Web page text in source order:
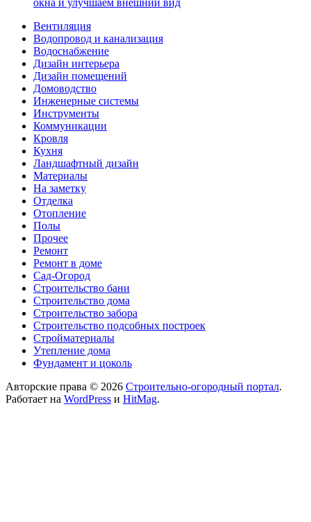
окна и улучшаем внешний вид
Вентиляция
Водопровод и канализация
Водоснабжение
Дизайн интерьера
Дизайн помещений
Домоводство
Инженерные системы
Инструменты
Коммуникации
Кровля
Кухня
Ландшафтный дизайн
Материалы
На заметку
Отделка
Отопление
Полы
Прочее
Ремонт
Ремонт в доме
Сад-Огород
Строительство бани
Строительство дома
Строительство забора
Строительство подсобных построек
Стройматериалы
Утепление дома
Фундамент и цоколь
Авторские права © 2026 Строительно-огородный портал.
Работает на WordPress и HitMag.